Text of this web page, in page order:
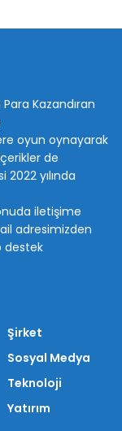
Kazandıran
oyun oynayarak
de
yılında
iletişime
adresimizden
destek
Şirket
Sosyal Medya
Teknoloji
Yatırım